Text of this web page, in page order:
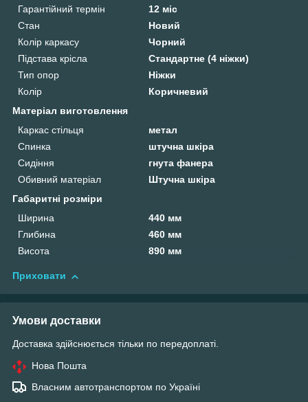
Гарантійний термін
12 міс
Стан
Новий
Колір каркасу
Чорний
Підстава крісла
Стандартне (4 ніжки)
Тип опор
Ніжки
Колір
Коричневий
Матеріал виготовлення
Каркас стільця
метал
Спинка
штучна шкіра
Сидіння
гнута фанера
Обивний матеріал
Штучна шкіра
Габаритні розміри
Ширина
440 мм
Глибина
460 мм
Висота
890 мм
Приховати
Умови доставки
Доставка здійснюється тільки по передоплаті.
Нова Пошта
Власним автотранспортом по Україні